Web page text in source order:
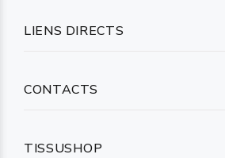
LIENS DIRECTS
CONTACTS
TISSUSHOP